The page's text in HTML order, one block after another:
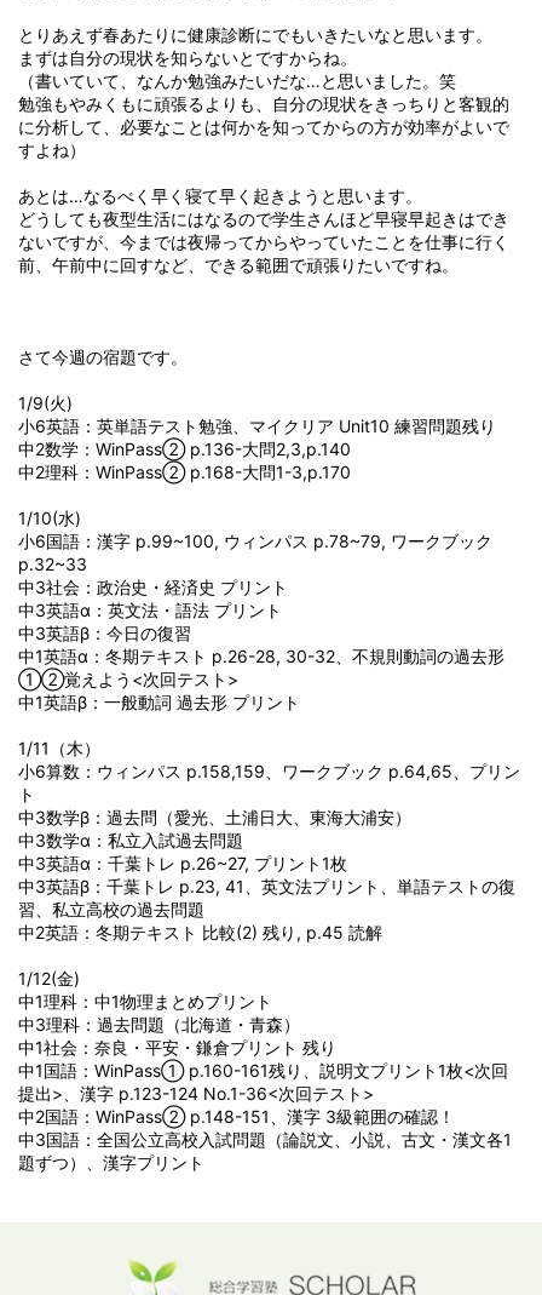
とりあえず春あたりに健康診断にでもいきたいなと思います。
まずは自分の現状を知らないとですからね。
（書いていて、なんか勉強みたいだな…と思いました。笑
勉強もやみくもに頑張るよりも、自分の現状をきっちりと客観的
に分析して、必要なことは何かを知ってからの方が効率がよいで
すよね）
あとは…なるべく早く寝て早く起きようと思います。
どうしても夜型生活にはなるので学生さんほど早寝早起きはでき
ないですが、今までは夜帰ってからやっていたことを仕事に行く
前、午前中に回すなど、できる範囲で頑張りたいですね。
さて今週の宿題です。
1/9(火)
小6英語：英単語テスト勉強、マイクリア Unit10 練習問題残り
中2数学：WinPass② p.136-大問2,3,p.140
中2理科：WinPass② p.168-大問1-3,p.170
1/10(水)
小6国語：漢字 p.99~100, ウィンパス p.78~79, ワークブック
p.32~33
中3社会：政治史・経済史 プリント
中3英語α：英文法・語法 プリント
中3英語β：今日の復習
中1英語α：冬期テキスト p.26-28, 30-32、不規則動詞の過去形
①②覚えよう<次回テスト>
中1英語β：一般動詞 過去形 プリント
1/11（木）
小6算数：ウィンパス p.158,159、ワークブック p.64,65、プリン
ト
中3数学β：過去問（愛光、土浦日大、東海大浦安）
中3数学α：私立入試過去問題
中3英語α：千葉トレ p.26~27, プリント1枚
中3英語β：千葉トレ p.23, 41、英文法プリント、単語テストの復
習、私立高校の過去問題
中2英語：冬期テキスト 比較(2) 残り, p.45 読解
1/12(金)
中1理科：中1物理まとめプリント
中3理科：過去問題（北海道・青森）
中1社会：奈良・平安・鎌倉プリント 残り
中1国語：WinPass① p.160-161残り、説明文プリント1枚<次回
提出>、漢字 p.123-124 No.1-36<次回テスト>
中2国語：WinPass② p.148-151、漢字 3級範囲の確認！
中3国語：全国公立高校入試問題（論説文、小説、古文・漢文各1
題ずつ）、漢字プリント